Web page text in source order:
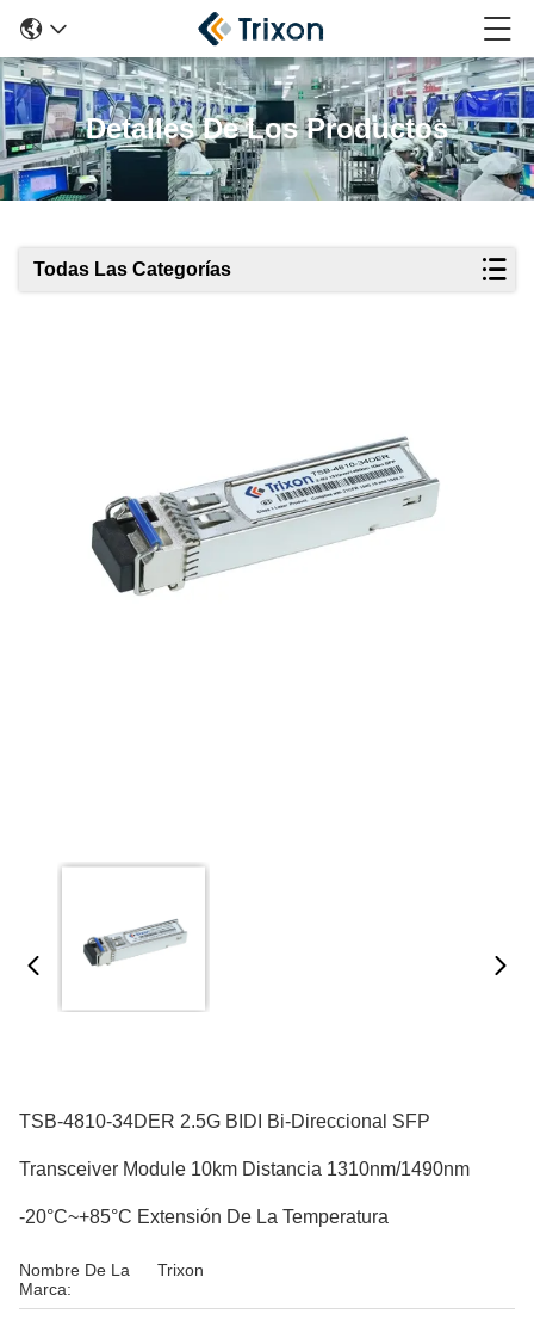
Detalles De Los Productos
Todas Las Categorías
TSB-4810-34DER 2.5G BIDI Bi-Direccional SFP
Transceiver Module 10km Distancia 1310nm/1490nm
-20°C~+85°C Extensión De La Temperatura
Nombre De La
Marca:
Trixon